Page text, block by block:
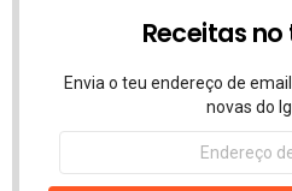
Receitas no
Envia o teu endereço de
novas do
Endereço
email